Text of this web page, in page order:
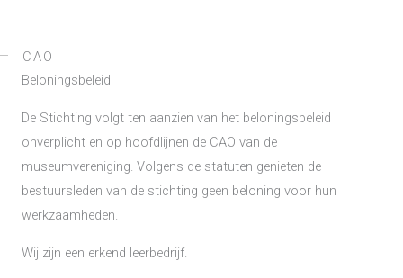
CAO
Beloningsbeleid
De Stichting volgt ten aanzien van het beloningsbeleid
onverplicht en op hoofdlijnen de CAO van de
museumvereniging. Volgens de statuten genieten de
bestuursleden van de stichting geen beloning voor hun
werkzaamheden.
Wij zijn een erkend leerbedrijf.